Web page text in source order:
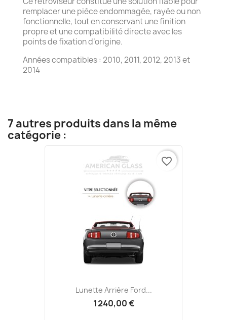
remplacer une pièce endommagée, rayée ou non
fonctionnelle, tout en conservant une finition
propre et une compatibilité directe avec les
points de fixation d’origine.
Années compatibles : 2010, 2011, 2012, 2013 et
2014
7 autres produits dans la même
catégorie :
Lunette Arrière Ford...
1 240,00 €
favorite_border